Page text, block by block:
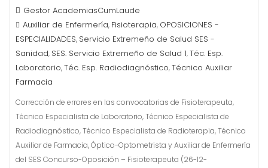
Gestor AcademiasCumLaude
Auxiliar de Enfermería, Fisioterapia, OPOSICIONES -
ESPECIALIDADES, Servicio Extremeño de Salud SES -
Sanidad, SES. Servicio Extremeño de Salud 1,Téc. Esp.
Laboratorio,Téc. Esp. Radiodiagnóstico,Técnico Auxiliar
Farmacia
Corrección de errores en las convocatorias de Fisioterapeuta,
Técnico Especialista de Laboratorio, Técnico Especialista de
Radiodiagnóstico, Técnico Especialista de Radioterapia, Técnico
Auxiliar de Farmacia, Óptico-Optometrista y Auxiliar de Enfermería
del SES Concurso-Oposición – Fisioterapeuta (26-12-